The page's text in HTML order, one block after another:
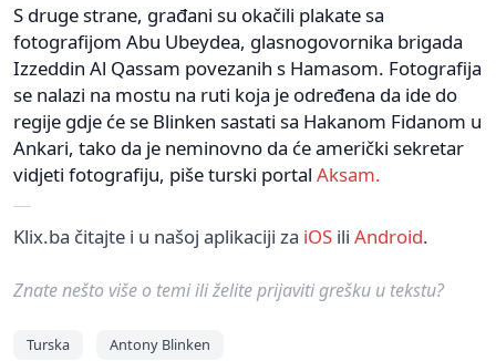
S druge strane, građani su okačili plakate sa
fotografijom Abu Ubeydea, glasnogovornika brigada
Izzeddin Al Qassam povezanih s Hamasom. Fotografija
se nalazi na mostu na ruti koja je određena da ide do
regije gdje će se Blinken sastati sa Hakanom Fidanom u
Ankari, tako da je neminovno da će američki sekretar
vidjeti fotografiju, piše turski portal Aksam.
Klix.ba čitajte i u našoj aplikaciji za iOS ili Android.
Znate nešto više o temi ili želite prijaviti grešku u tekstu?
Turska Antony Blinken